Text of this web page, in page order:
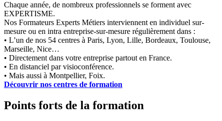
Chaque année, de nombreux professionnels se forment avec
EXPERTISME.
Nos Formateurs Experts Métiers interviennent en individuel sur-
mesure ou en intra entreprise-sur-mesure régulièrement dans :
• L’un de nos 54 centres à Paris, Lyon, Lille, Bordeaux, Toulouse,
Marseille, Nice…
• Directement dans votre entreprise partout en France.
• En distanciel par visioconférence.
• Mais aussi à Montpellier, Foix.
Découvrir nos centres de formation
Points forts de la formation